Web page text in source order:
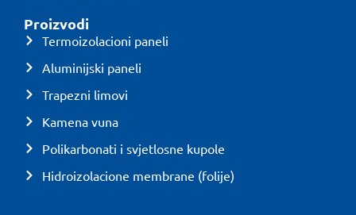
Proizvodi
Termoizolacioni paneli
Aluminijski paneli
Trapezni limovi
Kamena vuna
Polikarbonati i svjetlosne kupole
Hidroizolacione membrane (folije)